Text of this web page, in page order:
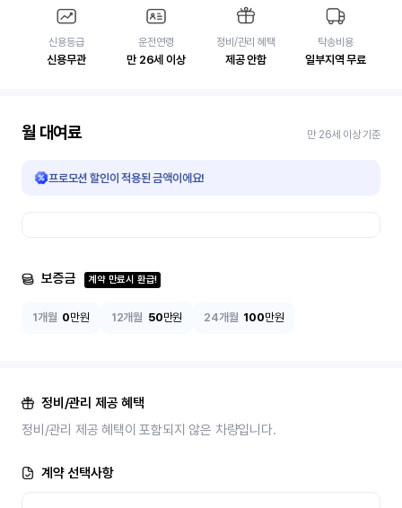
신용등급
신용무관
운전연령
만 26세 이상
정비/관리 혜택
제공 안함
탁송비용
일부지역 무료
월 대여료 만 26세 이상 기준
프로모션 할인이 적용된 금액이에요!
보증금 계약 만료시 환급!
1개월 0만원 12개월 50만원 24개월 100만원
정비/관리 제공 혜택
정비/관리 제공 혜택이 포함되지 않은 차량입니다.
계약 선택사항